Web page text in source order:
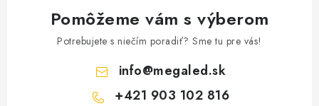
Pomôžeme vám s výberom
Potrebujete s niečím poradiť? Sme tu pre vás!
info@megaled.sk
+421 903 102 816